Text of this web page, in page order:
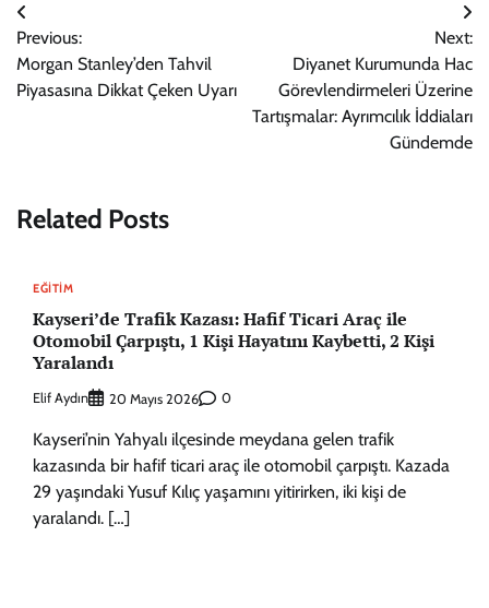
Yazı
gezinmesi
Previous:
Morgan Stanley’den Tahvil
Piyasasına Dikkat Çeken Uyarı
Next:
Diyanet Kurumunda Hac
Görevlendirmeleri Üzerine
Tartışmalar: Ayrımcılık İddiaları
Gündemde
Related Posts
EĞITIM
Kayseri’de Trafik Kazası: Hafif Ticari Araç ile
Otomobil Çarpıştı, 1 Kişi Hayatını Kaybetti, 2 Kişi
Yaralandı
Elif Aydın 20 Mayıs 2026 0
Kayseri’nin Yahyalı ilçesinde meydana gelen trafik
kazasında bir hafif ticari araç ile otomobil çarpıştı. Kazada
29 yaşındaki Yusuf Kılıç yaşamını yitirirken, iki kişi de
yaralandı. […]